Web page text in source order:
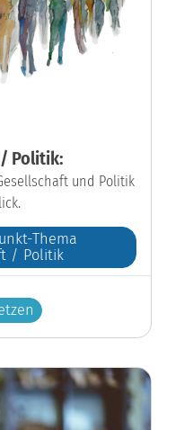
Politik:
und Politik
Thema
/ Politik